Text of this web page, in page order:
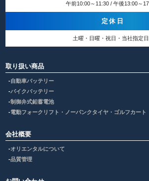
午前10:00～11:30 / 午後13:00～
定休日
土曜・日曜・祝日・当社指定日
取り扱い商品
自動車バッテリー
バイクバッテリー
制御弁式鉛蓄電池
電動フォークリフト・ノーパンクタイヤ・ゴルフカート
会社概要
オリエンタルについて
品質管理